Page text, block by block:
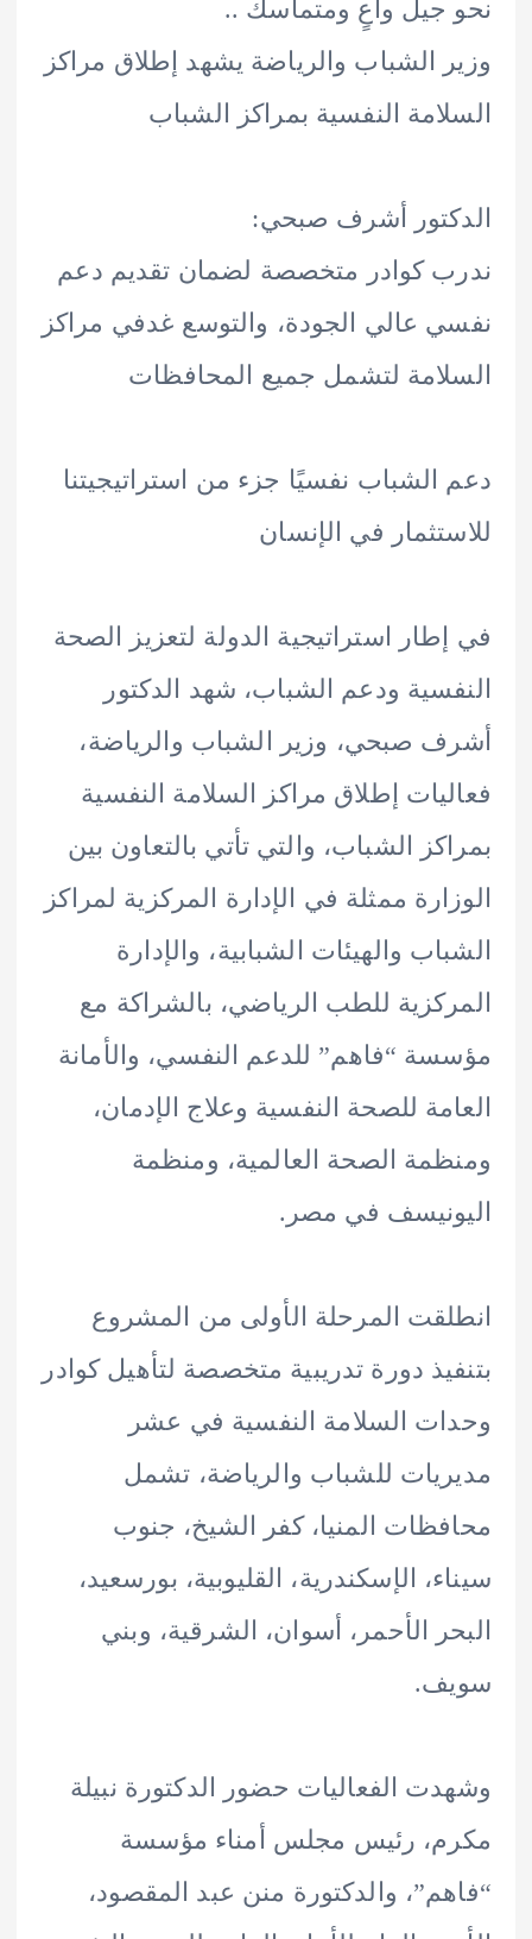
جيل واعٍ ومتماسك ..
الشباب والرياضة يشهد إطلاق مراكز
النفسية بمراكز الشباب
أشرف صبحي:
كوادر متخصصة لضمان تقديم دعم
عالي الجودة، والتوسع غدفي مراكز
لتشمل جميع المحافظات
نفسيًا جزء من استراتيجيتنا
في الإنسان
استراتيجية الدولة لتعزيز الصحة
ودعم الشباب، شهد الدكتور
صبحي، وزير الشباب والرياضة،
إطلاق مراكز السلامة النفسية
الشباب، والتي تأتي بالتعاون بين
ممثلة في الإدارة المركزية لمراكز
والهيئات الشبابية، والإدارة
للطب الرياضي، بالشراكة مع
“فاهم” للدعم النفسي، والأمانة
للصحة النفسية وعلاج الإدمان،
الصحة العالمية، ومنظمة
في مصر.
المرحلة الأولى من المشروع
دورة تدريبية متخصصة لتأهيل كوادر
السلامة النفسية في عشر
للشباب والرياضة، تشمل
المنيا، كفر الشيخ، جنوب
الإسكندرية، القليوبية، بورسعيد،
الأحمر، أسوان، الشرقية، وبني
الفعاليات حضور الدكتورة نبيلة
رئيس مجلس أمناء مؤسسة
والدكتورة منن عبد المقصود،